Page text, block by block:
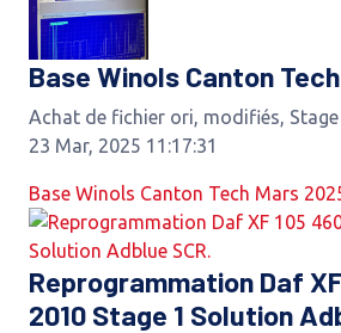
Base Winols Canton
Achat de fichier ori, modifiés, Stage
23 Mar, 2025 11:17:31
Base Winols Canton Tech Mars
Reprogrammation Daf
2010 Stage 1 Solution